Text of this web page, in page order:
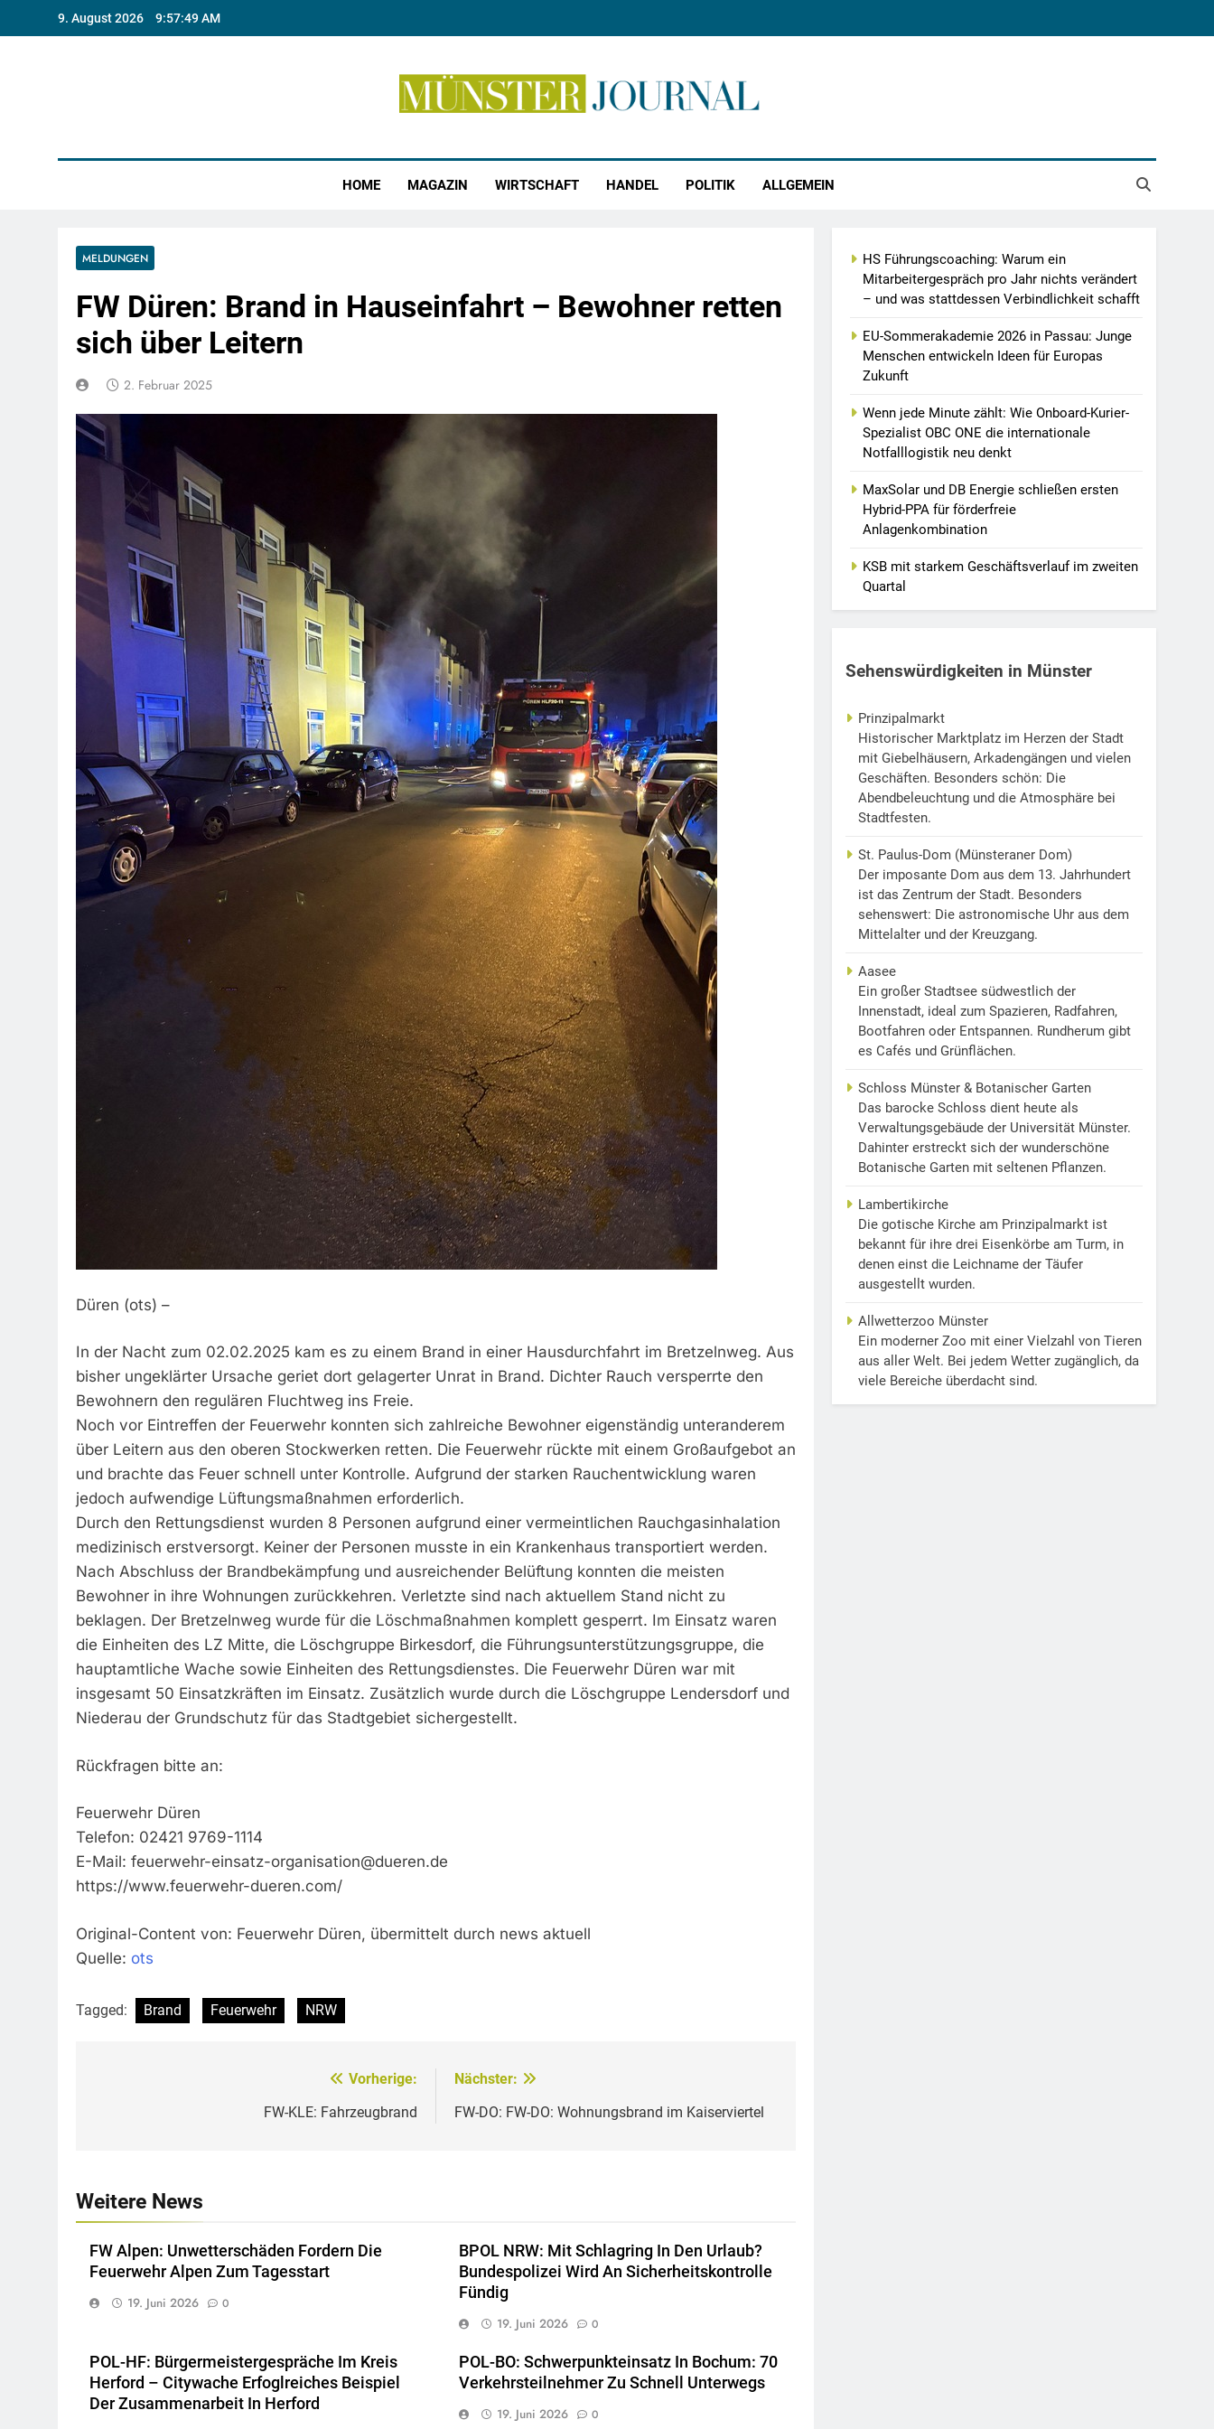
9. August 2026 9:57:50 AM
HOME MAGAZIN WIRTSCHAFT HANDEL POLITIK ALLGEMEIN
MELDUNGEN
FW Düren: Brand in Hauseinfahrt – Bewohner retten
sich über Leitern
2. Februar 2025
Düren (ots) –
In der Nacht zum 02.02.2025 kam es zu einem Brand in einer Hausdurchfahrt im Bretzelnweg. Aus
bisher ungeklärter Ursache geriet dort gelagerter Unrat in Brand. Dichter Rauch versperrte den
Bewohnern den regulären Fluchtweg ins Freie.
Noch vor Eintreffen der Feuerwehr konnten sich zahlreiche Bewohner eigenständig unteranderem
über Leitern aus den oberen Stockwerken retten. Die Feuerwehr rückte mit einem Großaufgebot an
und brachte das Feuer schnell unter Kontrolle. Aufgrund der starken Rauchentwicklung waren
jedoch aufwendige Lüftungsmaßnahmen erforderlich.
Durch den Rettungsdienst wurden 8 Personen aufgrund einer vermeintlichen Rauchgasinhalation
medizinisch erstversorgt. Keiner der Personen musste in ein Krankenhaus transportiert werden.
Nach Abschluss der Brandbekämpfung und ausreichender Belüftung konnten die meisten
Bewohner in ihre Wohnungen zurückkehren. Verletzte sind nach aktuellem Stand nicht zu
beklagen. Der Bretzelnweg wurde für die Löschmaßnahmen komplett gesperrt. Im Einsatz waren
die Einheiten des LZ Mitte, die Löschgruppe Birkesdorf, die Führungsunterstützungsgruppe, die
hauptamtliche Wache sowie Einheiten des Rettungsdienstes. Die Feuerwehr Düren war mit
insgesamt 50 Einsatzkräften im Einsatz. Zusätzlich wurde durch die Löschgruppe Lendersdorf und
Niederau der Grundschutz für das Stadtgebiet sichergestellt.
Rückfragen bitte an:
Feuerwehr Düren
Telefon: 02421 9769-1114
E-Mail: feuerwehr-einsatz-organisation@dueren.de
https://www.feuerwehr-dueren.com/
Original-Content von: Feuerwehr Düren, übermittelt durch news aktuell
Quelle: ots
Tagged: Brand Feuerwehr NRW
Vorherige:
FW-KLE: Fahrzeugbrand
Nächster:
FW-DO: FW-DO: Wohnungsbrand im Kaiserviertel
Weitere News
FW Alpen: Unwetterschäden Fordern Die
Feuerwehr Alpen Zum Tagesstart
19. Juni 2026 0
BPOL NRW: Mit Schlagring In Den Urlaub?
Bundespolizei Wird An Sicherheitskontrolle
Fündig
19. Juni 2026 0
POL-HF: Bürgermeistergespräche Im Kreis
Herford – Citywache Erfoglreiches Beispiel
Der Zusammenarbeit In Herford
POL-BO: Schwerpunkteinsatz In Bochum: 70
Verkehrsteilnehmer Zu Schnell Unterwegs
19. Juni 2026 0
HS Führungscoaching: Warum ein
Mitarbeitergespräch pro Jahr nichts verändert
– und was stattdessen Verbindlichkeit schafft
EU-Sommerakademie 2026 in Passau: Junge
Menschen entwickeln Ideen für Europas
Zukunft
Wenn jede Minute zählt: Wie Onboard-Kurier-
Spezialist OBC ONE die internationale
Notfalllogistik neu denkt
MaxSolar und DB Energie schließen ersten
Hybrid-PPA für förderfreie
Anlagenkombination
KSB mit starkem Geschäftsverlauf im zweiten
Quartal
Sehenswürdigkeiten in Münster
Prinzipalmarkt
Historischer Marktplatz im Herzen der Stadt
mit Giebelhäusern, Arkadengängen und vielen
Geschäften. Besonders schön: Die
Abendbeleuchtung und die Atmosphäre bei
Stadtfesten.
St. Paulus-Dom (Münsteraner Dom)
Der imposante Dom aus dem 13. Jahrhundert
ist das Zentrum der Stadt. Besonders
sehenswert: Die astronomische Uhr aus dem
Mittelalter und der Kreuzgang.
Aasee
Ein großer Stadtsee südwestlich der
Innenstadt, ideal zum Spazieren, Radfahren,
Bootfahren oder Entspannen. Rundherum gibt
es Cafés und Grünflächen.
Schloss Münster & Botanischer Garten
Das barocke Schloss dient heute als
Verwaltungsgebäude der Universität Münster.
Dahinter erstreckt sich der wunderschöne
Botanische Garten mit seltenen Pflanzen.
Lambertikirche
Die gotische Kirche am Prinzipalmarkt ist
bekannt für ihre drei Eisenkörbe am Turm, in
denen einst die Leichname der Täufer
ausgestellt wurden.
Allwetterzoo Münster
Ein moderner Zoo mit einer Vielzahl von Tieren
aus aller Welt. Bei jedem Wetter zugänglich, da
viele Bereiche überdacht sind.